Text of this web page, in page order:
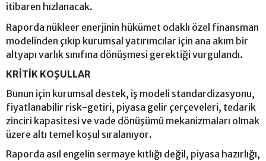
itibaren hızlanacak.
Raporda nükleer enerjinin hükümet odaklı özel finansman
modelinden çıkıp kurumsal yatırımcılar için ana akım bir
altyapı varlık sınıfına dönüşmesi gerektiği vurgulandı.
KRİTİK KOŞULLAR
Bunun için kurumsal destek, iş modeli standardizasyonu,
fiyatlanabilir risk-getiri, piyasa gelir çerçeveleri, tedarik
zinciri kapasitesi ve vade dönüşümü mekanizmaları olmak
üzere altı temel koşul sıralanıyor.
Raporda asıl engelin sermaye kıtlığı değil, piyasa hazırlığı,